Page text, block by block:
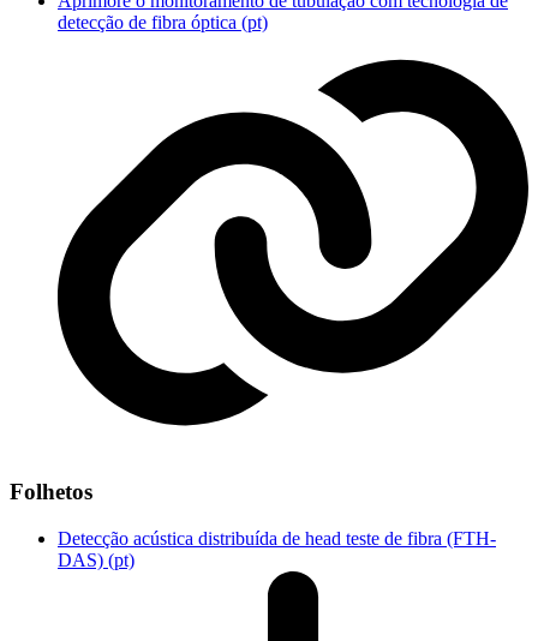
detecção de fibra óptica (pt)
Folhetos
Detecção acústica distribuída de head teste de fibra (FTH-
DAS) (pt)